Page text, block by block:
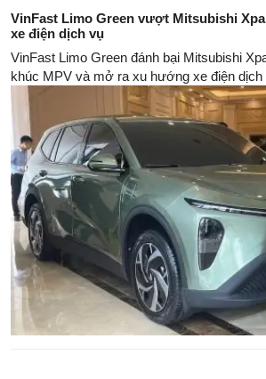
VinFast Limo Green vượt Mitsubishi
xe điện dịch vụ
VinFast Limo Green đánh bại Mitsubishi
khúc MPV và mở ra xu hướng xe điện dịch